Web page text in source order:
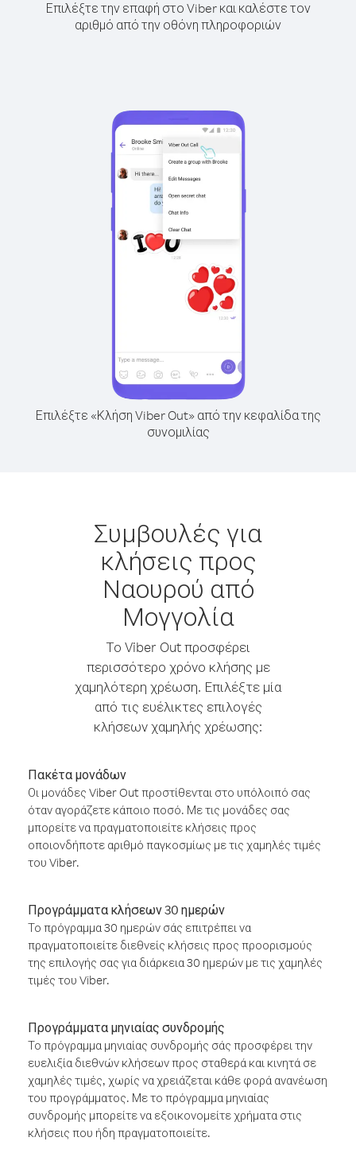
Επιλέξτε την επαφή στο Viber και καλέστε τον
αριθμό από την οθόνη πληροφοριών
Επιλέξτε «Κλήση Viber Out» από την κεφαλίδα της
συνομιλίας
Συμβουλές για
κλήσεις προς
Ναουρού από
Μογγολία
Το Viber Out προσφέρει
περισσότερο χρόνο κλήσης με
χαμηλότερη χρέωση. Επιλέξτε μία
από τις ευέλικτες επιλογές
κλήσεων χαμηλής χρέωσης:
Πακέτα μονάδων
Οι μονάδες Viber Out προστίθενται στο υπόλοιπό σας
όταν αγοράζετε κάποιο ποσό. Με τις μονάδες σας
μπορείτε να πραγματοποιείτε κλήσεις προς
οποιονδήποτε αριθμό παγκοσμίως με τις χαμηλές τιμές
του Viber.
Προγράμματα κλήσεων 30 ημερών
Το πρόγραμμα 30 ημερών σάς επιτρέπει να
πραγματοποιείτε διεθνείς κλήσεις προς προορισμούς
της επιλογής σας για διάρκεια 30 ημερών με τις χαμηλές
τιμές του Viber.
Προγράμματα μηνιαίας συνδρομής
Το πρόγραμμα μηνιαίας συνδρομής σάς προσφέρει την
ευελιξία διεθνών κλήσεων προς σταθερά και κινητά σε
χαμηλές τιμές, χωρίς να χρειάζεται κάθε φορά ανανέωση
του προγράμματος. Με το πρόγραμμα μηνιαίας
συνδρομής μπορείτε να εξοικονομείτε χρήματα στις
κλήσεις που ήδη πραγματοποιείτε.